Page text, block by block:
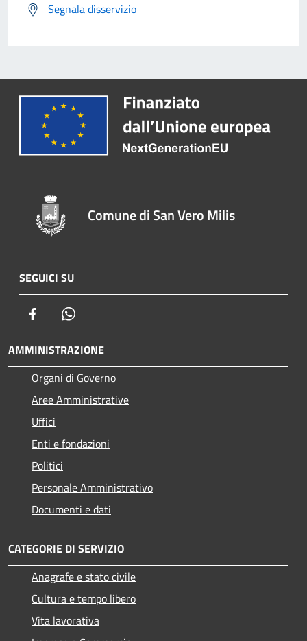
Segnala disservizio
Comune di San Vero Milis
SEGUICI SU
Facebook
AMMINISTRAZIONE
Organi di Governo
Aree Amministrative
Uffici
Enti e fondazioni
Politici
Personale Amministrativo
Documenti e dati
CATEGORIE DI SERVIZIO
Anagrafe e stato civile
Cultura e tempo libero
Vita lavorativa